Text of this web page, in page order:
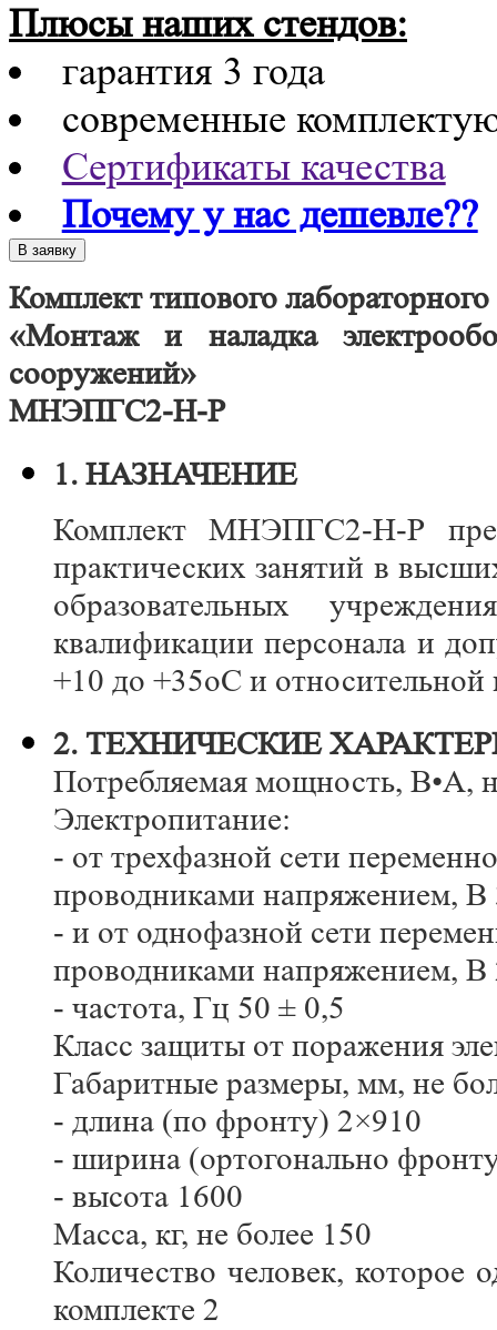
Плюсы наших стендов:
гарантия 3 года
современные
Сертификаты качества
Почему у нас дешевле??
Комплект типового
«Монтаж и наладка
сооружений»
МНЭПГС2-Н-Р
1. НАЗНАЧЕНИЕ
Комплект МНЭПГС2-Н-Р
практических занятий в
образовательных
квалификации персонала и
+10 до +35оС и
2. ТЕХНИЧЕСКИЕ
Потребляемая мощность, В•А,
Электропитание:
- от трехфазной сети
проводниками напряжением, В
- и от однофазной сети
проводниками напряжением, В
- частота, Гц 50 ± 0,5
Класс защиты от поражения
Габаритные размеры, мм, не
- длина (по фронту) 2×910
- ширина (ортогонально
- высота 1600
Масса, кг, не более 150
Количество человек, которое
комплекте 2